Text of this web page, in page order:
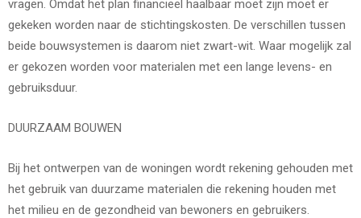
vragen. Omdat het plan financieel haalbaar moet zijn moet er
gekeken worden naar de stichtingskosten. De verschillen tussen
beide bouwsystemen is daarom niet zwart-wit. Waar mogelijk zal
er gekozen worden voor materialen met een lange levens- en
gebruiksduur.
DUURZAAM BOUWEN
Bij het ontwerpen van de woningen wordt rekening gehouden met
het gebruik van duurzame materialen die rekening houden met
het milieu en de gezondheid van bewoners en gebruikers.